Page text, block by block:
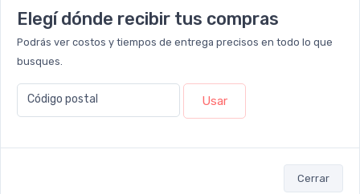
Elegí dónde recibir tus compras
Podrás ver costos y tiempos de entrega precisos en todo lo que
busques.
Código postal Usar
Cerrar
Nuestras sucursales
Sucursal OLIVOS - RETIRO EXPRESS
Ugarte 1728
Sucursal RECOLETA